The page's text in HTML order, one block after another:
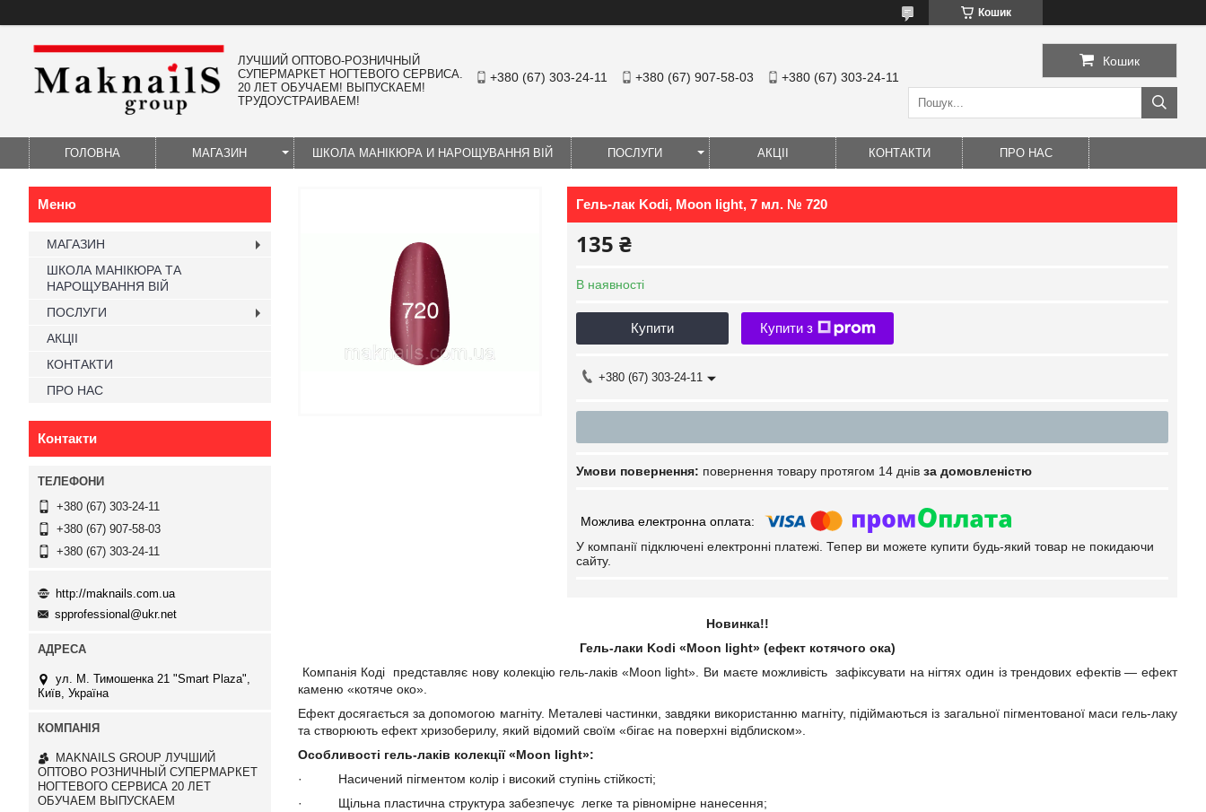
Кошик
ЛУЧШИЙ ОПТОВО-РОЗНИЧНЫЙ
СУПЕРМАРКЕТ НОГТЕВОГО СЕРВИСА.
20 ЛЕТ ОБУЧАЕМ! ВЫПУСКАЕМ!
ТРУДОУСТРАИВАЕМ!
+380 (67) 303-24-11 +380 (67) 907-58-03 +380 (67) 303-24-11
Кошик
ГОЛОВНА МАГАЗИН ШКОЛА МАНІКЮРА И НАРОЩУВАННЯ ВІЙ ПОСЛУГИ АКЦІІ КОНТАКТИ ПРО НАС
Гель-лак Kodi, Moon light, 7 мл. № 720
135 ₴
В наявності
Купити Купити з
+380 (67) 303-24-11
повернення товару протягом 14 днів за домовленістю
У компанії підключені електронні платежі. Тепер ви можете купити будь-який товар не покидаючи
сайту.
Новинка!!
Гель-лаки Kodi «Moon light» (ефект котячого ока)
Компанія Коді представляє нову колекцію гель-лаків «Moon light». Ви маєте можливість зафіксувати на нігтях один із трендових ефектів — ефект
каменю «котяче око».
Ефект досягається за допомогою магніту. Металеві частинки, завдяки використанню магніту, підіймаються із загальної пігментованої маси гель-лаку
та створюють ефект хризоберилу, який відомий своїм «бігає на поверхні відблиском».
Особливості гель-лаків колекції «Moon light»:
· Насичений пігментом колір і високий ступінь стійкості;
· Щільна пластична структура забезпечує легке та рівномірне нанесення;
МАГАЗИН
ШКОЛА МАНІКЮРА ТА
НАРОЩУВАННЯ ВІЙ
ПОСЛУГИ
АКЦІІ
КОНТАКТИ
ПРО НАС
Контакти
+380 (67) 303-24-11
+380 (67) 907-58-03
+380 (67) 303-24-11
http://maknails.com.ua
spprofessional@ukr.net
ул. М. Тимошенка 21 "Smart Plaza",
Київ, Україна
MAKNAILS GROUP ЛУЧШИЙ
ОПТОВО РОЗНИЧНЫЙ СУПЕРМАРКЕТ
НОГТЕВОГО СЕРВИСА 20 ЛЕТ
ОБУЧАЕМ ВЫПУСКАЕМ